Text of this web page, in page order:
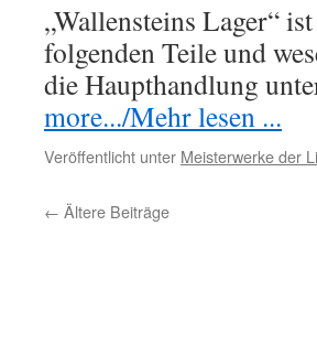
„Wallensteins Lager“
folgenden Teile und
die Haupthandlung
more.../Mehr lesen ...
Veröffentlicht unter Meisterwerke der
← Ältere Beiträge